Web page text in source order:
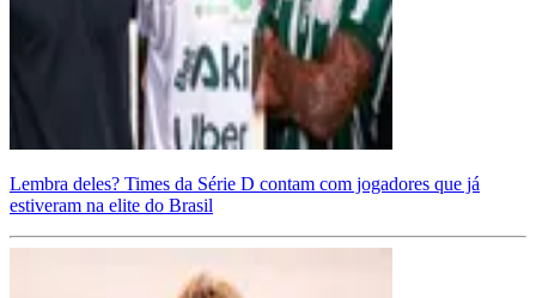
Lembra deles? Times da Série D contam com jogadores que já
estiveram na elite do Brasil